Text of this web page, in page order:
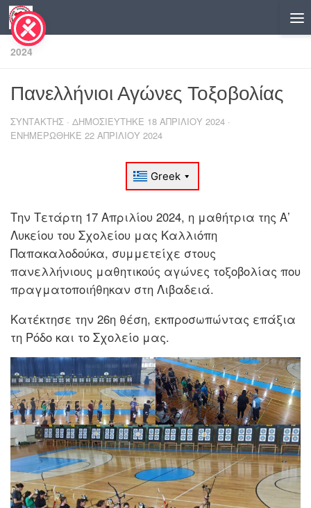
Skip to content
2024
Πανελλήνιοι Αγώνες Τοξοβολίας
ΣΥΝΤΆΚΤΗΣ · ΔΗΜΟΣΙΕΎΤΗΚΕ 18 ΑΠΡΙΛΊΟΥ 2024 ·
ΕΝΗΜΕΡΏΘΗΚΕ 22 ΑΠΡΙΛΊΟΥ 2024
Την Τετάρτη 17 Απριλίου 2024, η μαθήτρια της Α’
Λυκείου του Σχολείου μας Καλλιόπη
Παπακαλοδούκα, συμμετείχε στους
πανελλήνιους μαθητικούς αγώνες τοξοβολίας που
πραγματοποιήθηκαν στη Λιβαδειά.
Κατέκτησε την 26η θέση, εκπροσωπώντας επάξια
τη Ρόδο και το Σχολείο μας.